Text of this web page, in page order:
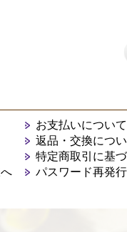
お支払いについて
返品・交換につ
特定商取引に基
パスワード再発行